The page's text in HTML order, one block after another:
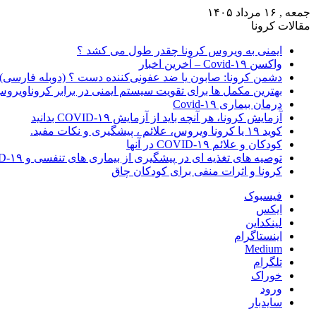
جمعه , ۱۶ مرداد ۱۴۰۵
مقالات کرونا
ایمنی به ویروس کرونا چقدر طول می کشد ؟
واکسن Covid-۱۹ – آخرین اخبار
دشمن کرونا: صابون یا ضد عفونی‌کننده دست ؟ (دوبله فارسی)
بهترین مکمل ها برای تقویت سیستم ایمنی در برابر
درمان بیماری Covid-۱۹
آزمایش کرونا، هر آنچه باید از آزمایش COVID-۱۹ بدانید
کوید ۱۹ یا کرونا ویروس، علائم ، پیشگیری و نکات مفید.
کودکان و علائم COVID-۱۹ در آنها
توصیه های تغذیه ای در پیشگیری از بیماری های تنفسی و COVID-۱۹
کرونا و اثرات منفی برای کودکان چاق
فیسبوک
ایکس
لینکداین
اینستاگرام
Medium
تلگرام
خوراک
ورود
سایدبار